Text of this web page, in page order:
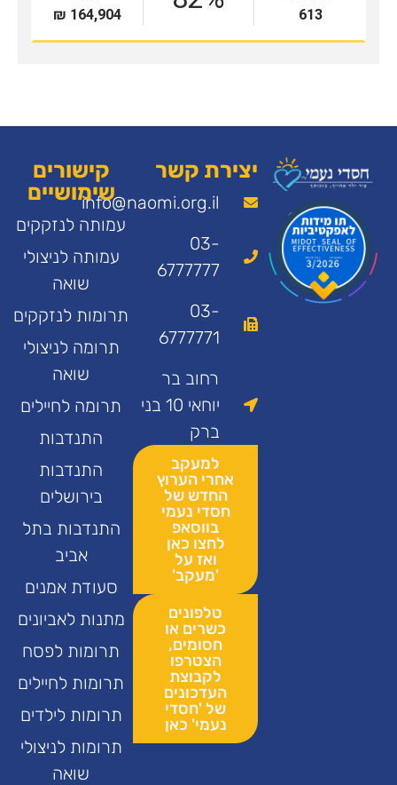
יצירת קשר
info@naomi.org.il
03-
6777777
03-
6777771
רחוב בר
יוחאי 10 בני
ברק
למעקב
אחרי הערוץ
החדש של
חסדי נעמי
בווסאפ
לחצו כאן
ואז על
'מעקב'
טלפונים
כשרים או
חסומים,
הצטרפו
לקבוצת
העדכונים
של 'חסדי
נעמי' כאן
קישורים
שימושיים
עמותה לנזקקים
עמותה לניצולי
שואה
תרומות לנזקקים
תרומה לניצולי
שואה
תרומה לחיילים
התנדבות
התנדבות
בירושלים
התנדבות בתל
אביב
סעודת אמנים
מתנות לאביונים
תרומות לפסח
תרומות לחיילים
תרומות לילדים
תרומות לניצולי
שואה